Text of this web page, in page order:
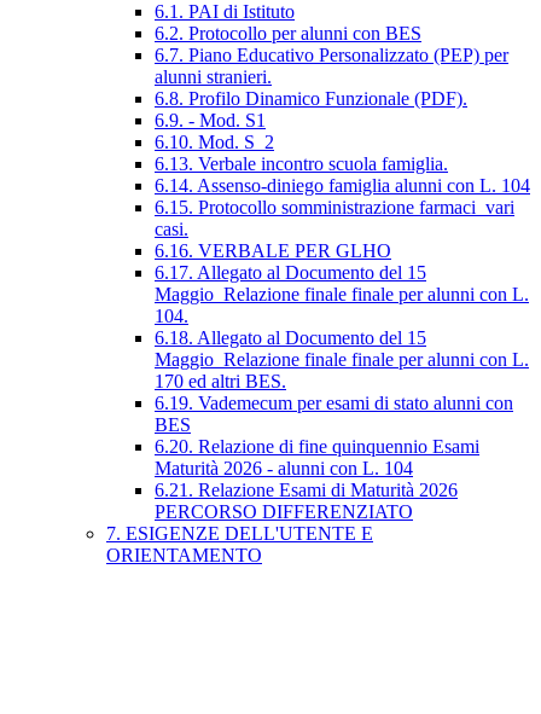
6.1. PAI di Istituto
6.2. Protocollo per alunni con BES
6.7. Piano Educativo Personalizzato (PEP) per
alunni stranieri.
6.8. Profilo Dinamico Funzionale (PDF).
6.9. - Mod. S1
6.10. Mod. S_2
6.13. Verbale incontro scuola famiglia.
6.14. Assenso-diniego famiglia alunni con L. 104
6.15. Protocollo somministrazione farmaci_vari
casi.
6.16. VERBALE PER GLHO
6.17. Allegato al Documento del 15
Maggio_Relazione finale finale per alunni con L.
104.
6.18. Allegato al Documento del 15
Maggio_Relazione finale finale per alunni con L.
170 ed altri BES.
6.19. Vademecum per esami di stato alunni con
BES
6.20. Relazione di fine quinquennio Esami
Maturità 2026 - alunni con L. 104
6.21. Relazione Esami di Maturità 2026
PERCORSO DIFFERENZIATO
7. ESIGENZE DELL'UTENTE E
ORIENTAMENTO